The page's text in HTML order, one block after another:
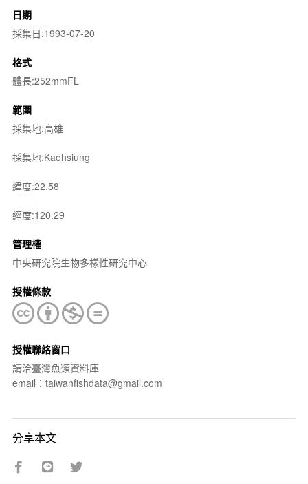
日期
採集日:1993-07-20
格式
體長:252mmFL
範圍
採集地:高雄
採集地:Kaohsiung
緯度:22.58
經度:120.29
管理權
中央研究院生物多樣性研究中心
授權條款
授權聯絡窗口
請洽臺灣魚類資料庫
email：taiwanfishdata@gmail.com
分享本文